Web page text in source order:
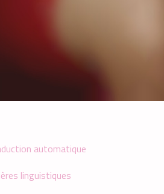
automatique
linguistiques